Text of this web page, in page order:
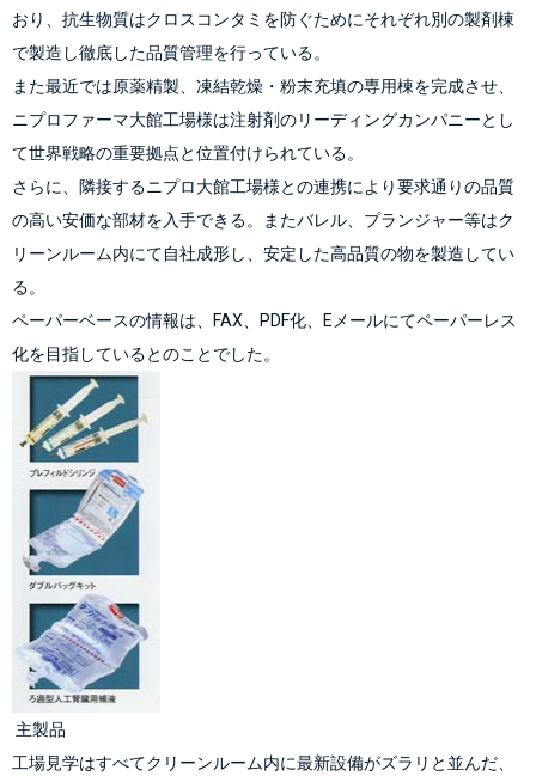
おり、抗生物質はクロスコンタミを防ぐためにそれぞれ別の製剤棟
で製造し徹底した品質管理を行っている。
また最近では原薬精製、凍結乾燥・粉末充填の専用棟を完成させ、
ニプロファーマ大館工場様は注射剤のリーディングカンパニーとし
て世界戦略の重要拠点と位置付けられている。
さらに、隣接するニプロ大館工場様との連携により要求通りの品質
の高い安価な部材を入手できる。またバレル、プランジャー等はク
リーンルーム内にて自社成形し、安定した高品質の物を製造してい
る。
ペーパーベースの情報は、FAX、PDF化、Eメールにてペーパーレス
化を目指しているとのことでした。
主製品
工場見学はすべてクリーンルーム内に最新設備がズラリと並んだ、